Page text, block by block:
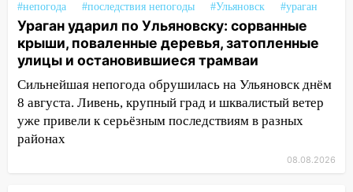
14:16
Шторм продолжает ломать город:
на улице Любови Шевцовой рухнул
светофор
14:14 Студента из Ульяновска обманули
мошенники под видом преподавателя
14:12 Куда жаловаться ульяновцам на
упавшее дерево или затопленную улицу
#непогода
#последствия непогоды #Ульяновск #ураган
Ураган ударил по Ульяновску: сорванные
крыши, поваленные деревья, затопленные
улицы и остановившиеся трамваи
Сильнейшая непогода обрушилась на Ульяновск днём
8 августа. Ливень, крупный град и шквалистый ветер
уже привели к серьёзным последствиям в разных
районах
08.08.2026